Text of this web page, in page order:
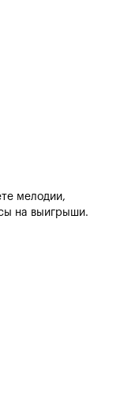
мелодии,
на выигрыши.